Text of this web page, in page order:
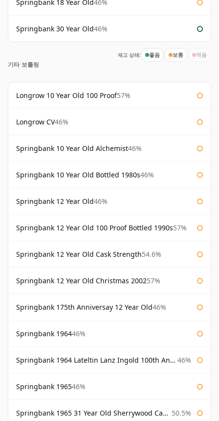
Springbank 18 Year Old46%
Springbank 30 Year Old46%
재고 상태: 좋음 보통 적음
기타 보틀링
Longrow 10 Year Old 100 Proof57%
Longrow CV46%
Springbank 10 Year Old Alchemist46%
Springbank 10 Year Old Bottled 1980s46%
Springbank 12 Year Old46%
Springbank 12 Year Old 100 Proof Bottled 1990s57%
Springbank 12 Year Old Cask Strength54.6%
Springbank 12 Year Old Christmas 200257%
Springbank 175th Anniversay 12 Year Old46%
Springbank 196446%
Springbank 1964 Lateltin Lanz Ingold 100th Anniversary 46%
Springbank 196546%
Springbank 1965 31 Year Old Sherrywood Cadenhead's 50.5%